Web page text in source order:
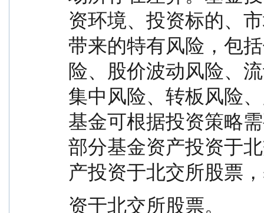
资环境、投资标的、
带来的特有风险，包
险、股价波动风险、
集中风险、转板风险
基金可根据投资策略
部分基金资产投资于
产投资于北交所股票
资于北交所股票。